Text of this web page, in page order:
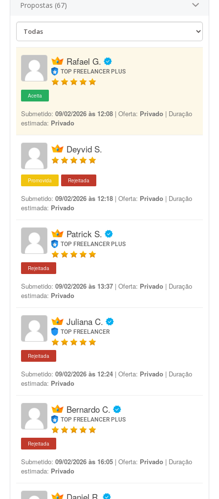
Propostas (67)
Rafael G.
TOP FREELANCER PLUS
Aceita
Submetido: 09/02/2026 às 12:08 | Oferta: Privado | Duração
estimada: Privado
Deyvid S.
Promovida Rejeitada
Submetido: 09/02/2026 às 12:18 | Oferta: Privado | Duração
estimada: Privado
Patrick S.
TOP FREELANCER PLUS
Rejeitada
Submetido: 09/02/2026 às 13:37 | Oferta: Privado | Duração
estimada: Privado
Juliana C.
TOP FREELANCER
Rejeitada
Submetido: 09/02/2026 às 12:24 | Oferta: Privado | Duração
estimada: Privado
Bernardo C.
TOP FREELANCER PLUS
Rejeitada
Submetido: 09/02/2026 às 16:05 | Oferta: Privado | Duração
estimada: Privado